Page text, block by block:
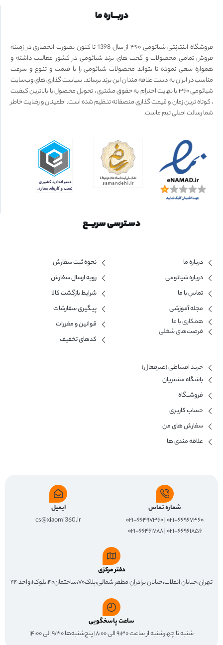
دربـــاره ما
فروشگاه اینترنتی شیائومی ۳۶۰ از سال 1398 تا کنون بصورت انحصاری در زمینه
فروش تمامی محصولات و گجت های برند شیائومی در کشور فعالیت داشته و
همواره سعی نموده تا بتواند محصولات شیائومی را با قیمت و تنوع و سرعت
مناسب در ایران به دست علاقه مندان این برند برساند. سیاست گذاری های وب‌سایت
شیائومی ۳۶۰ با نهایت احترام به حقوق مشتری ، تحویل محصول با بالاترین کیفیت
، کوتاه ترین زمان و قیمت گذاری منصفانه تنظیم شده است. اطمینان و رضایت خاطر
شما رسالت اصلی تیم ماست.
دسـترسی سریــع
درباره ما
درباره شیائومی
تماس با ما
مجله آموزشی
همکاری با ما​
فرصت‌های شغلی
نحوه ثبت سفارش
رویه ارسال سفارش
شرایط بازگشت کالا
پیگیری سفارشات
قوانین و مقررات
کدهای تخفیف
خرید اقساطی (غیرفعال)
باشگاه مشتریان
فروشــگاه
حساب کاربری
سفارش های من
علاقه مندی ها
شماره تماس
۰۲۱-۶۶۹۶۷۳۶۰ | ۰۲۱-۶۶۴۹۷۳۶۰
۰۲۱-۶۶۹۶۱۸۵۶ | ۰۲۱-۶۶۴۶۱۷۸۸
ایمیل
cs@xiaomi360.ir
دفتر مرکزی
تهران،خیابان انقلاب،خیابان برادران مظفر شمالی،پلاک۷۰،ساختمان۴۰،بلوک۱،واحد ۴۴
ساعت پاسخگویی
شنبه تا چهارشنبه از ساعت ۹:۳۰ الی ۱۸:۰۰ پنج‌شنبه‌ها ۹:۳۰ الی ۱۴:۰۰